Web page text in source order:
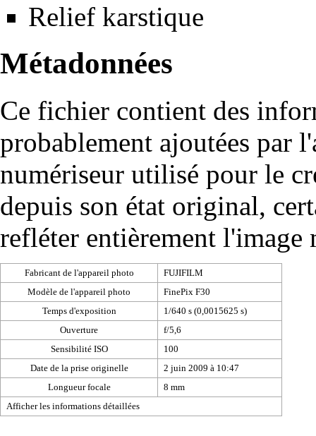
Relief karstique
Métadonnées
Ce fichier contient des
probablement ajoutées par
numériseur utilisé pour le
depuis son état original,
refléter entièrement l'image
Fabricant de l'appareil photo
FUJIFILM
Modèle de l'appareil photo
FinePix F30
Temps d'exposition
1/640 s (0,0015625 s)
Ouverture
f/5,6
Sensibilité ISO
100
Date de la prise originelle
2 juin 2009 à 10:47
Longueur focale
8 mm
Afficher les informations détaillées